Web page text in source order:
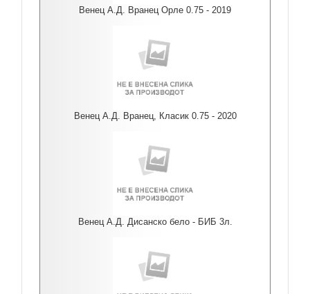
Венец А.Д. Вранец Орле 0.75 - 2019
Венец А.Д. Вранец, Класик 0.75 - 2020
Венец А.Д. Дисанско бело - БИБ 3л.